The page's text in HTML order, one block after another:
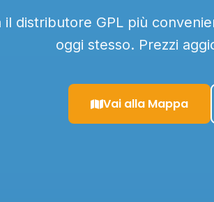
il distributore GPL più
oggi stesso. Prezzi
Vai alla Mappa